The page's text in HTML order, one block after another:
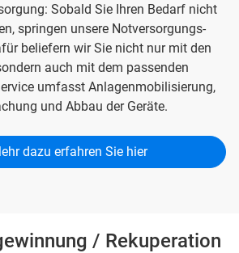
Sobald Sie Ihren Bedarf nicht
springen unsere Notversorgungs-
beliefern wir Sie nicht nur mit den
auch mit dem passenden
umfasst Anlagenmobilisierung,
und Abbau der Geräte.
dazu erfahren Sie hier
/ Rekuperation